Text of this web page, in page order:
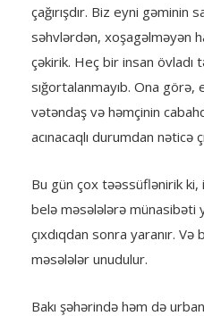
çağırışdır. Biz eyni gəminin
səhvlərdən, xoşagəlməyən
çəkirik. Heç bir insan övladı
sığortalanmayıb. Ona görə,
vətəndaş və həmçinin
acınacaqlı durumdan nəticə
Bu gün çox təəssüflənirik ki,
belə məsələlərə münasibəti
çıxdıqdan sonra yaranır.
məsələlər unudulur.
Bakı şəhərində həm də